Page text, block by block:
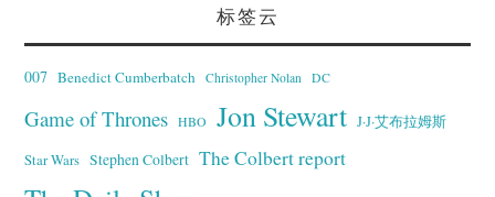
标签云
007 Benedict Cumberbatch Christopher Nolan DC
Game of Thrones HBO Jon Stewart J·J·艾布拉姆斯
Star Wars Stephen Colbert The Colbert report